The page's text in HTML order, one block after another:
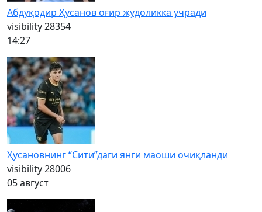
Абдуқодир Ҳусанов оғир жудоликка учради
visibility28354
14:27
Ҳусановнинг “Сити”даги янги маоши очиқланди
visibility28006
05 август